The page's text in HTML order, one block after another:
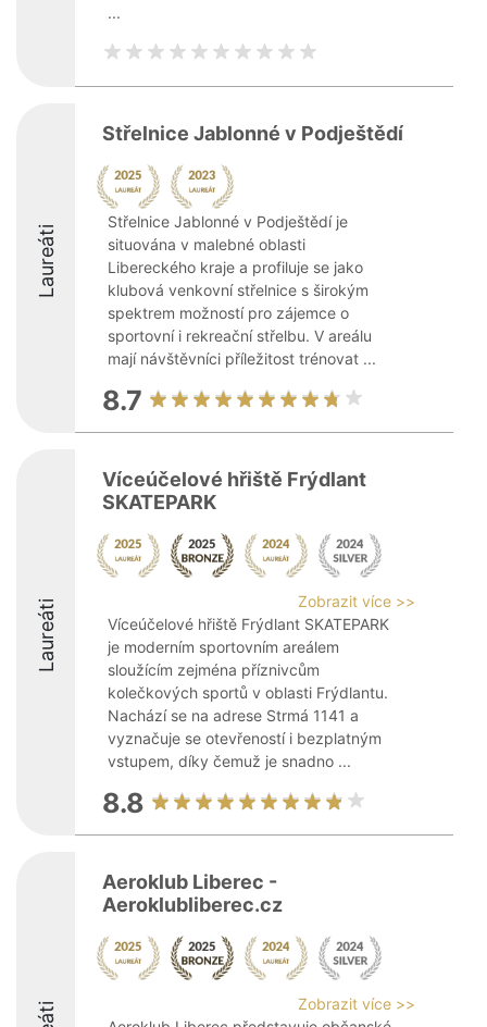
...
Laureáti
Střelnice Jablonné v Podještědí
Střelnice Jablonné v Podještědí je
situována v malebné oblasti
Libereckého kraje a profiluje se jako
klubová venkovní střelnice s širokým
spektrem možností pro zájemce o
sportovní i rekreační střelbu. V areálu
mají návštěvníci příležitost trénovat ...
8.7
Laureáti
Víceúčelové hřiště Frýdlant
SKATEPARK
Zobrazit více >>
Víceúčelové hřiště Frýdlant SKATEPARK
je moderním sportovním areálem
sloužícím zejména příznivcům
kolečkových sportů v oblasti Frýdlantu.
Nachází se na adrese Strmá 1141 a
vyznačuje se otevřeností i bezplatným
vstupem, díky čemuž je snadno ...
8.8
Aeroklub Liberec -
Aeroklubliberec.cz
Zobrazit více >>